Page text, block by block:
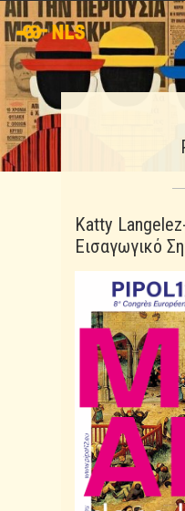
Katty
Εισαγωγικό